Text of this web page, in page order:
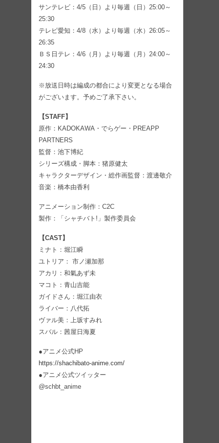
サンテレビ：4/5（日）より毎週（日）25:00～
25:30
テレビ愛知：4/8（水）より毎週（水）26:05～
26:35
ＢＳ日テレ：4/6（月）より毎週（月）24:00～
24:30
※放送日時は編成の都合により変更となる場合
がございます。予めご了承下さい。
【STAFF】
原作：KADOKAWA・でらゲー・PREAPP
PARTNERS
監督：池下博紀
シリーズ構成・脚本：猪原健太
キャラクターデザイン・総作画監督：渡邊敬介
音楽：橋本由香利
アニメーション制作：C2C
製作：「シャチバト!」製作委員会
【CAST】
ミナト：堀江瞬
ユトリア： 市ノ瀬加那
アカリ：和氣あず未
マコト：青山吉能
ガイドさん：堀江由衣
ライバー：八代拓
ヴァル美：上坂すみれ
スバル：茜屋日海夏
●アニメ公式HP
https://shachibato-anime.com/
●アニメ公式ツイッター
@schbt_anime